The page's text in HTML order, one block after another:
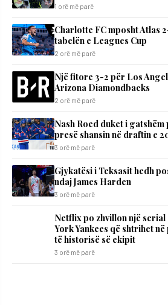
1 orë më parë
Charlotte FC mposht Atlas
tabelën e Leagues Cup
2 orë më parë
Një fitore 3-2 për Los
Arizona Diamondbacks
2 orë më parë
Nash Roed duket i
presë shansin në draftin e
3 orë më parë
Gjykatësi i Teksasit hedh
ndaj James Harden
3 orë më parë
Netflix po zhvillon një
York Yankees që shtrihet
të historisë së ekipit
3 orë më parë